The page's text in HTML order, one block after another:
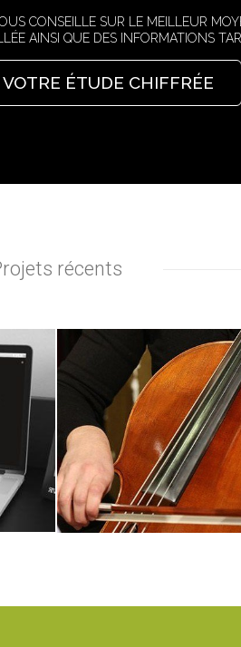
CONSEILLE SUR LE MEILLEUR
AINSI QUE DES INFORMATIONS
ÉTUDE CHIFFRÉE
récents